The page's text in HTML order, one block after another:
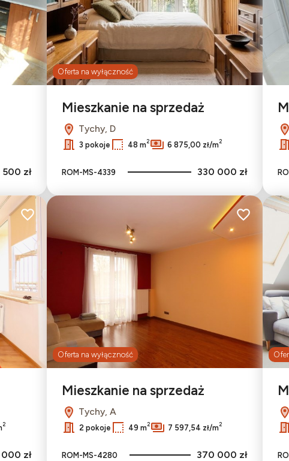
500 zł
Oferta na wyłączność
Mieszkanie na sprzedaż
Tychy, D
3 pokoje 48 m2 6 875,00 zł/m2
ROM-MS-4339 330 000 zł
Dodaj do ulubionych
2
zł
Oferta na wyłączność
Dodaj do
Mieszkanie na sprzedaż
Tychy, A
2 pokoje 49 m2 7 597,54 zł/m2
ROM-MS-4280 370 000 zł